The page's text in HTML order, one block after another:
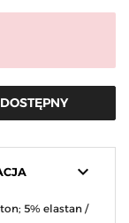
keyboard_arrow_down
5% elastan /